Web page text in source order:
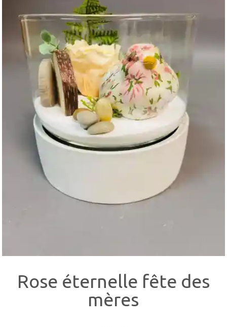
Rose éternelle fête des
mères